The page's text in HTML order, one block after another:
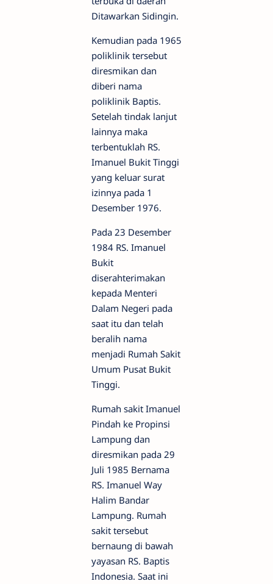
Ditawarkan Sidingin.
Kemudian pada 1965
poliklinik tersebut
diresmikan dan
diberi nama
poliklinik Baptis.
Setelah tindak lanjut
lainnya maka
terbentuklah RS.
Imanuel Bukit Tinggi
yang keluar surat
izinnya pada 1
Desember 1976.
Pada 23 Desember
1984 RS. Imanuel
Bukit
diserahterimakan
kepada Menteri
Dalam Negeri pada
saat itu dan telah
beralih nama
menjadi Rumah Sakit
Umum Pusat Bukit
Tinggi.
Rumah sakit Imanuel
Pindah ke Propinsi
Lampung dan
diresmikan pada 29
Juli 1985 Bernama
RS. Imanuel Way
Halim Bandar
Lampung. Rumah
sakit tersebut
bernaung di bawah
yayasan RS. Baptis
Indonesia. Saat ini